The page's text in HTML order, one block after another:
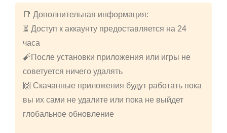
📑 Дополнительная информация:
⏳ Доступ к аккаунту предоставляется на 24
часа
🧨После установки приложения или игры не
советуется ничего удалять
🙌 Скачанные приложения будут работать пока
вы их сами не удалите или пока не выйдет
глобальное обновление